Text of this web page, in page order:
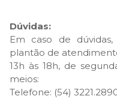
Dúvidas:
Em caso de
plantão de
13h às 18h, de
meios:
Telefone: (54)